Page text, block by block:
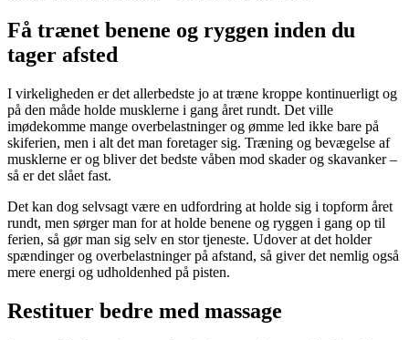
Få trænet benene og ryggen inden du
tager afsted
I virkeligheden er det allerbedste jo at træne kroppe kontinuerligt og
på den måde holde musklerne i gang året rundt. Det ville
imødekomme mange overbelastninger og ømme led ikke bare på
skiferien, men i alt det man foretager sig. Træning og bevægelse af
musklerne er og bliver det bedste våben mod skader og skavanker –
så er det slået fast.
Det kan dog selvsagt være en udfordring at holde sig i topform året
rundt, men sørger man for at holde benene og ryggen i gang op til
ferien, så gør man sig selv en stor tjeneste. Udover at det holder
spændinger og overbelastninger på afstand, så giver det nemlig også
mere energi og udholdenhed på pisten.
Restituer bedre med massage